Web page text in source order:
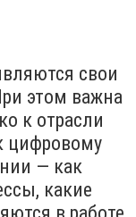
свои
этом важна
к отрасли
цифровому
— как
какие